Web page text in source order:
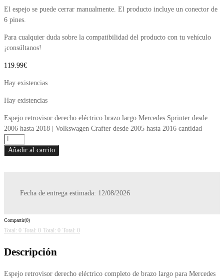
El espejo se puede cerrar manualmente. El producto incluye un conector de
6 pines.
Para cualquier duda sobre la compatibilidad del producto con tu vehículo
¡consúltanos!
119.99€
Hay existencias
Hay existencias
Espejo retrovisor derecho eléctrico brazo largo Mercedes Sprinter desde
2006 hasta 2018 | Volkswagen Crafter desde 2005 hasta 2016 cantidad
Añadir al carrito
Fecha de entrega estimada: 12/08/2026
Compartir(0)
Total: 0 Total: 0 Total: 0 Total: 0
Descripción
Espejo retrovisor derecho eléctrico completo de brazo largo para Mercedes